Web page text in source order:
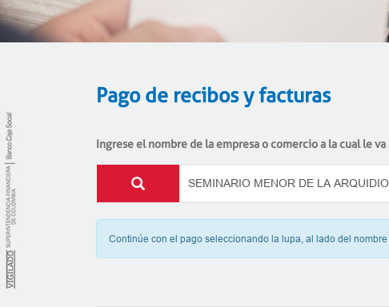
Pago de recibos y facturas
Ingrese el nombre de la empresa o comercio a la cual le
Continúe con el pago seleccionando la lupa, al lado del